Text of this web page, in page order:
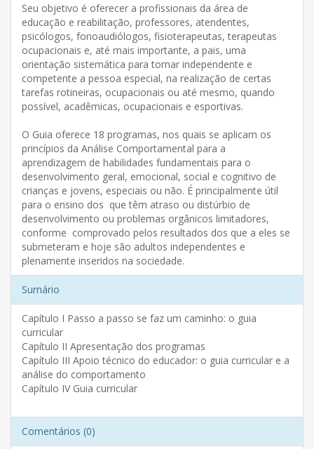
Seu objetivo é oferecer a profissionais da área de
educação e reabilitação, professores, atendentes,
psicólogos, fonoaudiólogos, fisioterapeutas, terapeutas
ocupacionais e, até mais importante, a pais, uma
orientação sistemática para tornar independente e
competente a pessoa especial, na realização de certas
tarefas rotineiras, ocupacionais ou até mesmo, quando
possível, acadêmicas, ocupacionais e esportivas.
O Guia oferece 18 programas, nos quais se aplicam os
princípios da Análise Comportamental para a
aprendizagem de habilidades fundamentais para o
desenvolvimento geral, emocional, social e cognitivo de
crianças e jovens, especiais ou não. É principalmente útil
para o ensino dos que têm atraso ou distúrbio de
desenvolvimento ou problemas orgânicos limitadores,
conforme comprovado pelos resultados dos que a eles se
submeteram e hoje são adultos independentes e
plenamente inseridos na sociedade.
Sumário
Capítulo I Passo a passo se faz um caminho: o guia
curricular
Capítulo II Apresentação dos programas
Capítulo III Apoio técnico do educador: o guia curricular e a
análise do comportamento
Capítulo IV Guia curricular
Comentários (0)